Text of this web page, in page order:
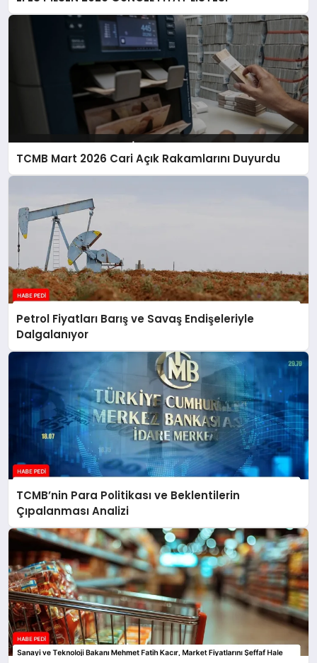
TCMB Mart 2026 Cari Açık Rakamlarını Duyurdu
Petrol Fiyatları Barış ve Savaş Endişeleriyle
Dalgalanıyor
TCMB’nin Para Politikası ve Beklentilerin
Çıpalanması Analizi